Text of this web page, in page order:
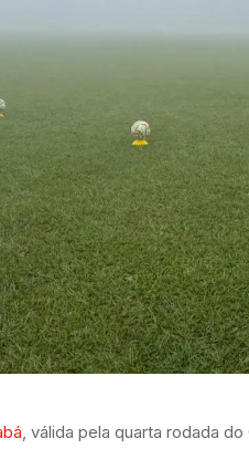
, válida pela quarta rodada